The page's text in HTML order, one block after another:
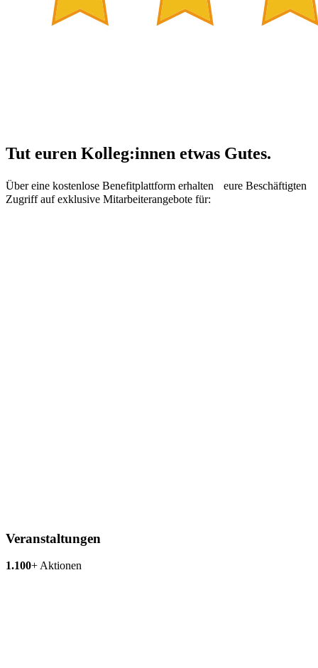
Tut euren Kolleg:innen etwas Gutes.
Über eine kostenlose Benefitplattform erhalten eure Beschäftigten
Zugriff auf exklusive Mitarbeiterangebote für:
Veranstaltungen
1.100+ Aktionen